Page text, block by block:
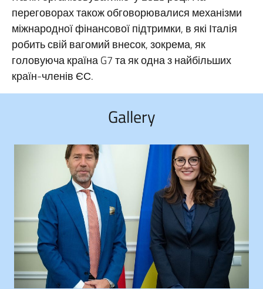
переговорах також обговорювалися механізми
міжнародної фінансової підтримки, в які Італія
робить свій вагомий внесок, зокрема, як
головуюча країна G7 та як одна з найбільших
країн-членів ЄС.
Gallery